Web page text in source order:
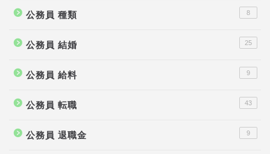
公務員 種類 8
公務員 結婚 25
公務員 給料 9
公務員 転職 43
公務員 退職金 9